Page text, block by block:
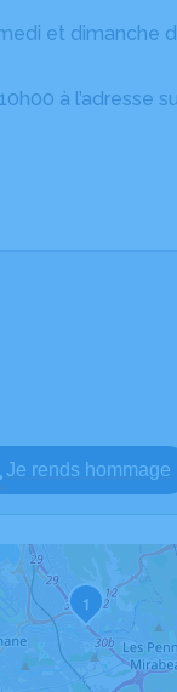
et dimanche
à l’adresse
Je rends hommage
1